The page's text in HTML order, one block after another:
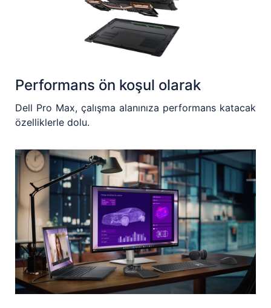
Performans ön koşul olarak
Dell Pro Max, çalışma alanınıza performans katacak
özelliklerle dolu.